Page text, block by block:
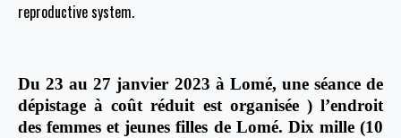
reproductive system.
Du 23 au 27 janvier 2023 à Lomé, une séance de
dépistage à coût réduit est organisée ) l’endroit
des femmes et jeunes filles de Lomé. Dix mille (10